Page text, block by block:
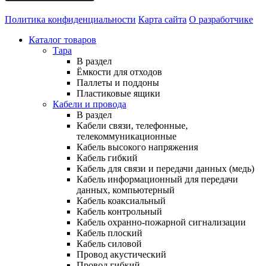
Политика конфиденциальности Карта сайта О разработчике
Каталог товаров
Тара
В раздел
Ёмкости для отходов
Паллеты и поддоны
Пластиковые ящики
Кабели и провода
В раздел
Кабели связи, телефонные,
телекоммуникационные
Кабель высокого напряжения
Кабель гибкий
Кабель для связи и передачи данных (медь)
Кабель информационный для передачи
данных, компьютерный
Кабель коаксиальный
Кабель контрольный
Кабель охранно-пожарной сигнализации
Кабель плоский
Кабель силовой
Провод акустический